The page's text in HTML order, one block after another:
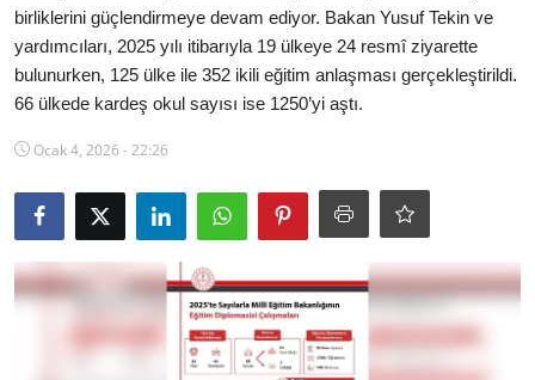
Türkiye Gündemi
Yerel
Siber Güvenlik
Eğitim
Kütahya
Özel Haber
birliklerini güçlendirmeye devam ediyor. Bakan Yusuf Tekin ve
yardımcıları, 2025 yılı itibarıyla 19 ülkeye 24 resmî ziyarette
bulunurken, 125 ülke ile 352 ikili eğitim anlaşması gerçekleştirildi.
66 ülkede kardeş okul sayısı ise 1250’yi aştı.
Ocak 4, 2026 - 22:26